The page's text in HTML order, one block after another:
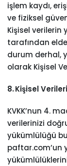
işlem kaydı,
ve fiziksel
Kişisel
tarafından
durum derhal,
olarak Kişisel
8. Kişisel
KVKK’nun 4.
verilerinizi
yükümlülüğü
paftar.com’un